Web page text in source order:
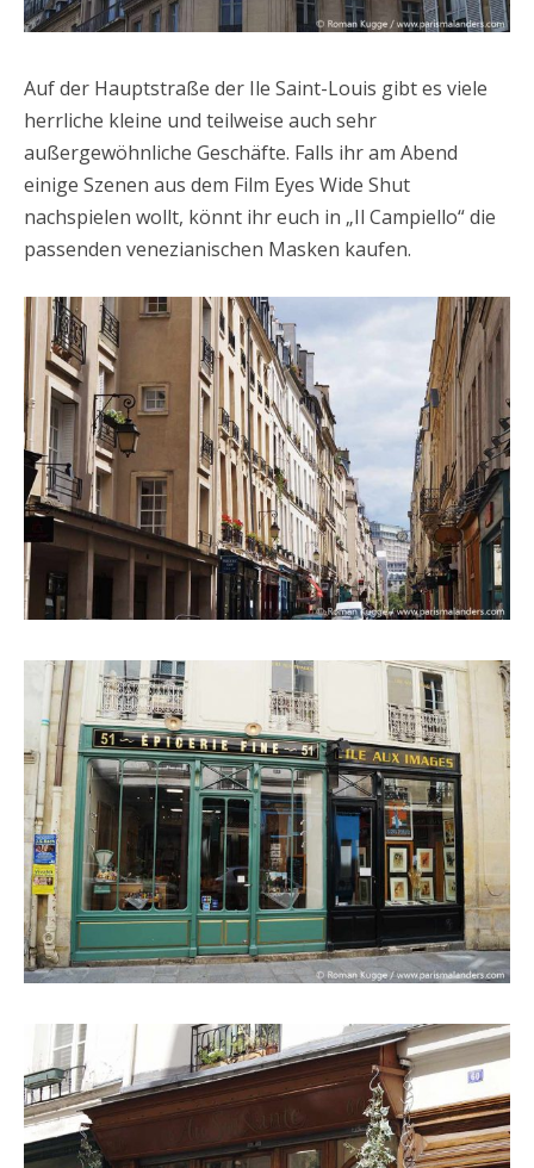
Auf der Hauptstraße der Ile Saint-Louis gibt es viele
herrliche kleine und teilweise auch sehr
außergewöhnliche Geschäfte. Falls ihr am Abend
einige Szenen aus dem Film Eyes Wide Shut
nachspielen wollt, könnt ihr euch in „Il Campiello“ die
passenden venezianischen Masken kaufen.